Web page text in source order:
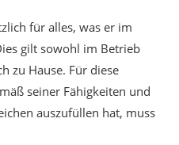
für alles, was er im
gilt sowohl im Betrieb
zu Hause. Für diese
seiner Fähigkeiten und
auszufüllen hat, muss